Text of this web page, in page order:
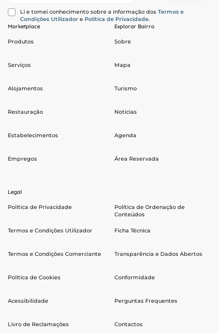
Li e tomei conhecimento sobre a informação dos Termos e
Condições Utilizador e Política de Privacidade.
Marketplace
Produtos
Serviços
Alojamentos
Restauração
Estabelecimentos
Empregos
Explorar Bairro
Sobre
Mapa
Turismo
Notícias
Agenda
Área Reservada
Legal
Política de Privacidade
Termos e Condições Utilizador
Termos e Condições Comerciante
Política de Cookies
Acessibilidade
Livro de Reclamações
Política de Ordenação de
Conteúdos
Ficha Técnica
Transparência e Dados Abertos
Conformidade
Perguntas Frequentes
Contactos